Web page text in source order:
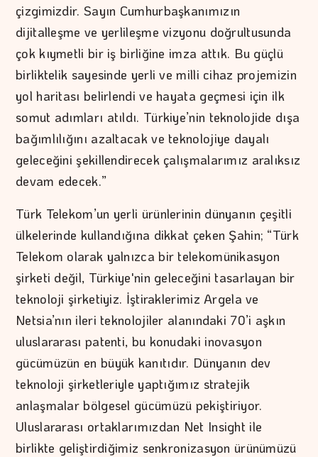
çizgimizdir. Sayın Cumhurbaşkanımızın
dijitalleşme ve yerlileşme vizyonu doğrultusunda
çok kıymetli bir iş birliğine imza attık. Bu güçlü
birliktelik sayesinde yerli ve milli cihaz projemizin
yol haritası belirlendi ve hayata geçmesi için ilk
somut adımları atıldı. Türkiye’nin teknolojide dışa
bağımlılığını azaltacak ve teknolojiye dayalı
geleceğini şekillendirecek çalışmalarımız aralıksız
devam edecek.”
Türk Telekom’un yerli ürünlerinin dünyanın çeşitli
ülkelerinde kullandığına dikkat çeken Şahin; “Türk
Telekom olarak yalnızca bir telekomünikasyon
şirketi değil, Türkiye'nin geleceğini tasarlayan bir
teknoloji şirketiyiz. İştiraklerimiz Argela ve
Netsia’nın ileri teknolojiler alanındaki 70’i aşkın
uluslararası patenti, bu konudaki inovasyon
gücümüzün en büyük kanıtıdır. Dünyanın dev
teknoloji şirketleriyle yaptığımız stratejik
anlaşmalar bölgesel gücümüzü pekiştiriyor.
Uluslararası ortaklarımızdan Net Insight ile
birlikte geliştirdiğimiz senkronizasyon ürünümüzü